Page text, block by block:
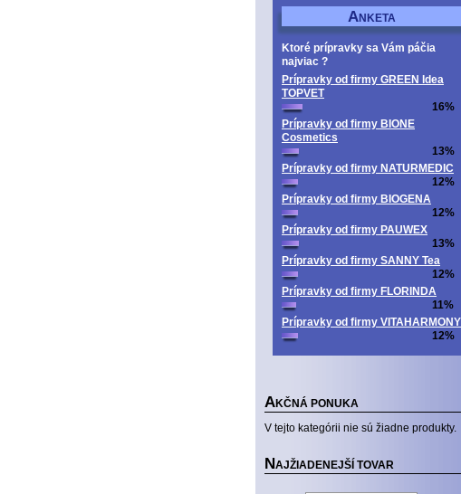
ANKETA
Ktoré prípravky sa Vám páčia
najviac ?
Prípravky od firmy GREEN Idea
TOPVET
16%
Prípravky od firmy BIONE
Cosmetics
13%
Prípravky od firmy NATURMEDIC
12%
Prípravky od firmy BIOGENA
12%
Prípravky od firmy PAUWEX
13%
Prípravky od firmy SANNY Tea
12%
Prípravky od firmy FLORINDA
11%
Prípravky od firmy VITAHARMONY
12%
AKČNÁ PONUKA
V tejto kategórii nie sú žiadne produkty.
NAJŽIADENEJŠÍ TOVAR